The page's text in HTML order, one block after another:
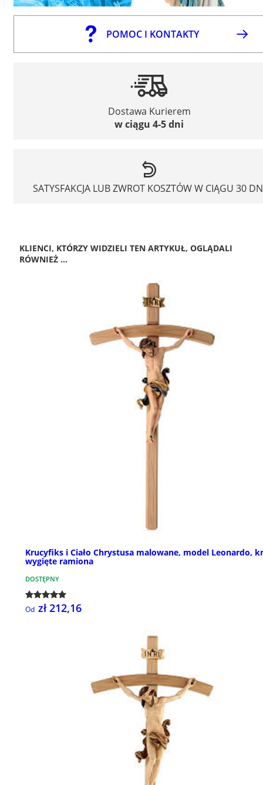
POMOC I KONTAKTY
Dostawa Kurierem
w ciągu 4-5 dni
SATYSFAKCJA LUB ZWROT KOSZTÓW W CIĄGU 30
KLIENCI, KTÓRZY WIDZIELI TEN ARTYKUŁ, OGLĄDALI
RÓWNIEŻ ...
Krucyfiks i Ciało Chrystusa malowane, model Leonardo,
wygięte ramiona
DOSTĘPNY
Od zł 212,16